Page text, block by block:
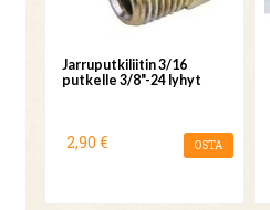
Jarruputkiliitin 3/16
putkelle 3/8"-24 lyhyt
2,90 € OSTA